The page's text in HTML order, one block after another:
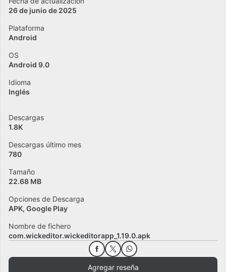
26 de junio de 2025
Plataforma
Android
OS
Android 9.0
Idioma
Inglés
Descargas
1.8K
Descargas último mes
780
Tamaño
22.68 MB
Opciones de Descarga
APK, Google Play
Nombre de fichero
com.wickeditor.wickeditorapp_1.19.0.apk
Agregar reseña